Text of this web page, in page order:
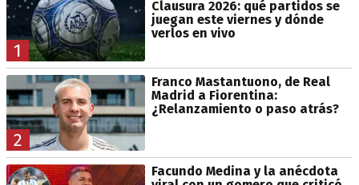
1
Clausura 2026: qué partidos se
juegan este viernes y dónde
verlos en vivo
2
Franco Mastantuono, de Real
Madrid a Fiorentina:
¿Relanzamiento o paso atrás?
Facundo Medina y la anécdota